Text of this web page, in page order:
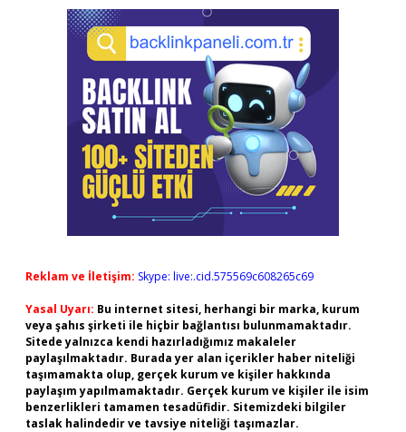
Reklam ve İletişim: Skype: live:.cid.575569c608265c69
Yasal Uyarı: Bu internet sitesi, herhangi bir marka, kurum
veya şahıs şirketi ile hiçbir bağlantısı bulunmamaktadır.
Sitede yalnızca kendi hazırladığımız makaleler
paylaşılmaktadır. Burada yer alan içerikler haber niteliği
taşımamakta olup, gerçek kurum ve kişiler hakkında
paylaşım yapılmamaktadır. Gerçek kurum ve kişiler ile isim
benzerlikleri tamamen tesadüfidir. Sitemizdeki bilgiler
taslak halindedir ve tavsiye niteliği taşımazlar.